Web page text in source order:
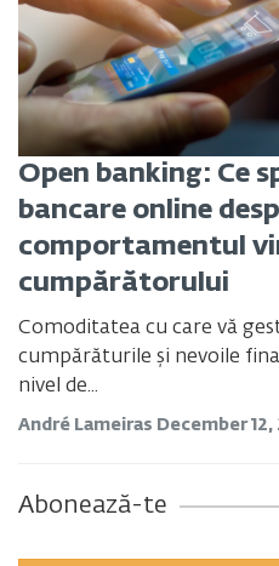
Open banking: Ce
bancare online
comportamentul
cumpărătorului
Comoditatea cu care vă
cumpărăturile și nevoile
nivel de...
André Lameiras December 12,
Abonează-te